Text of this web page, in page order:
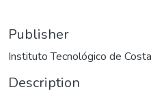
Publisher
Instituto Tecnológico de Costa
Description